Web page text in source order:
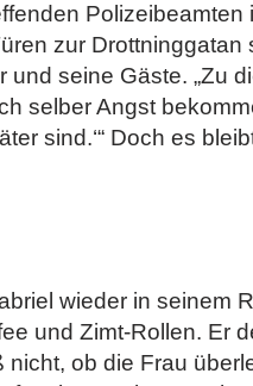
Polizeibeamten
zur Drottninggatan
und seine Gäste. „Zu
selber Angst
sind.‘“ Doch es
wieder in seinem
und Zimt-Rollen. Er
nicht, ob die Frau